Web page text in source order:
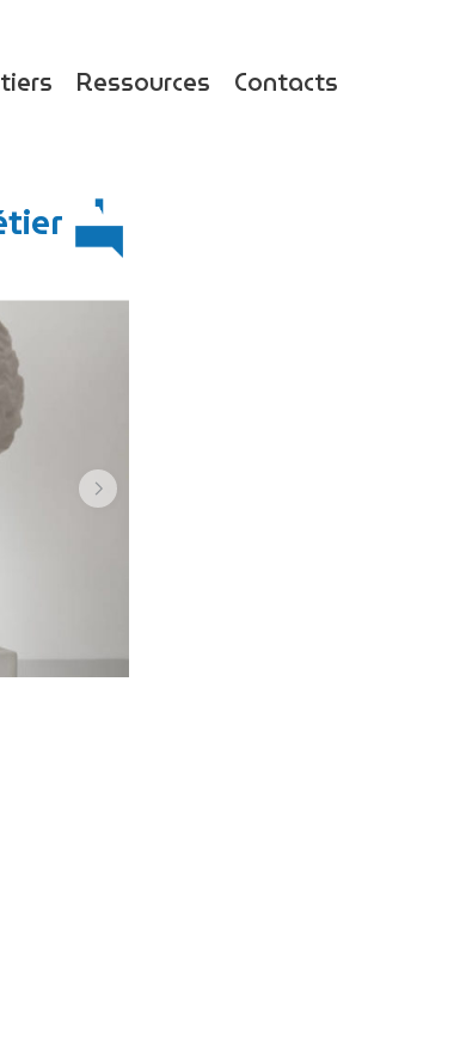
Ressources Contacts